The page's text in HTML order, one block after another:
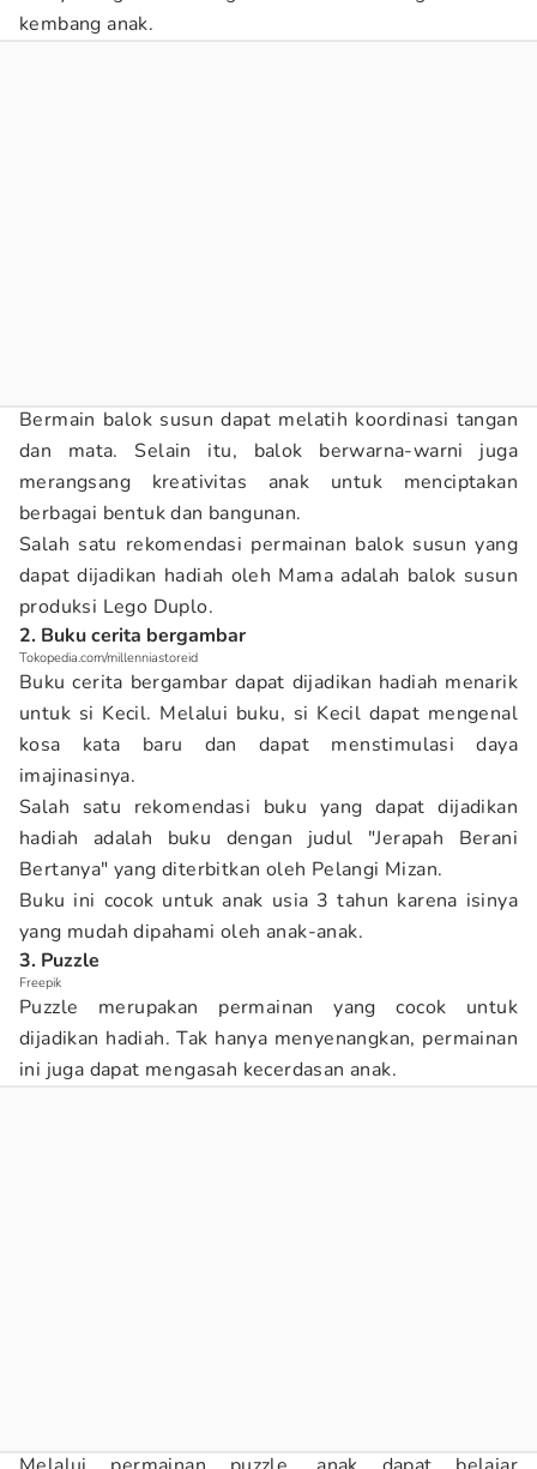
kembang anak.
Bermain balok susun dapat melatih koordinasi tangan
dan mata. Selain itu, balok berwarna-warni juga
merangsang kreativitas anak untuk menciptakan
berbagai bentuk dan bangunan.
Salah satu rekomendasi permainan balok susun yang
dapat dijadikan hadiah oleh Mama adalah balok susun
produksi Lego Duplo.
2. Buku cerita bergambar
Tokopedia.com/millenniastoreid
Buku cerita bergambar dapat dijadikan hadiah menarik
untuk si Kecil. Melalui buku, si Kecil dapat mengenal
kosa kata baru dan dapat menstimulasi daya
imajinasinya.
Salah satu rekomendasi buku yang dapat dijadikan
hadiah adalah buku dengan judul "Jerapah Berani
Bertanya" yang diterbitkan oleh Pelangi Mizan.
Buku ini cocok untuk anak usia 3 tahun karena isinya
yang mudah dipahami oleh anak-anak.
3. Puzzle
Freepik
Puzzle merupakan permainan yang cocok untuk
dijadikan hadiah. Tak hanya menyenangkan, permainan
ini juga dapat mengasah kecerdasan anak.